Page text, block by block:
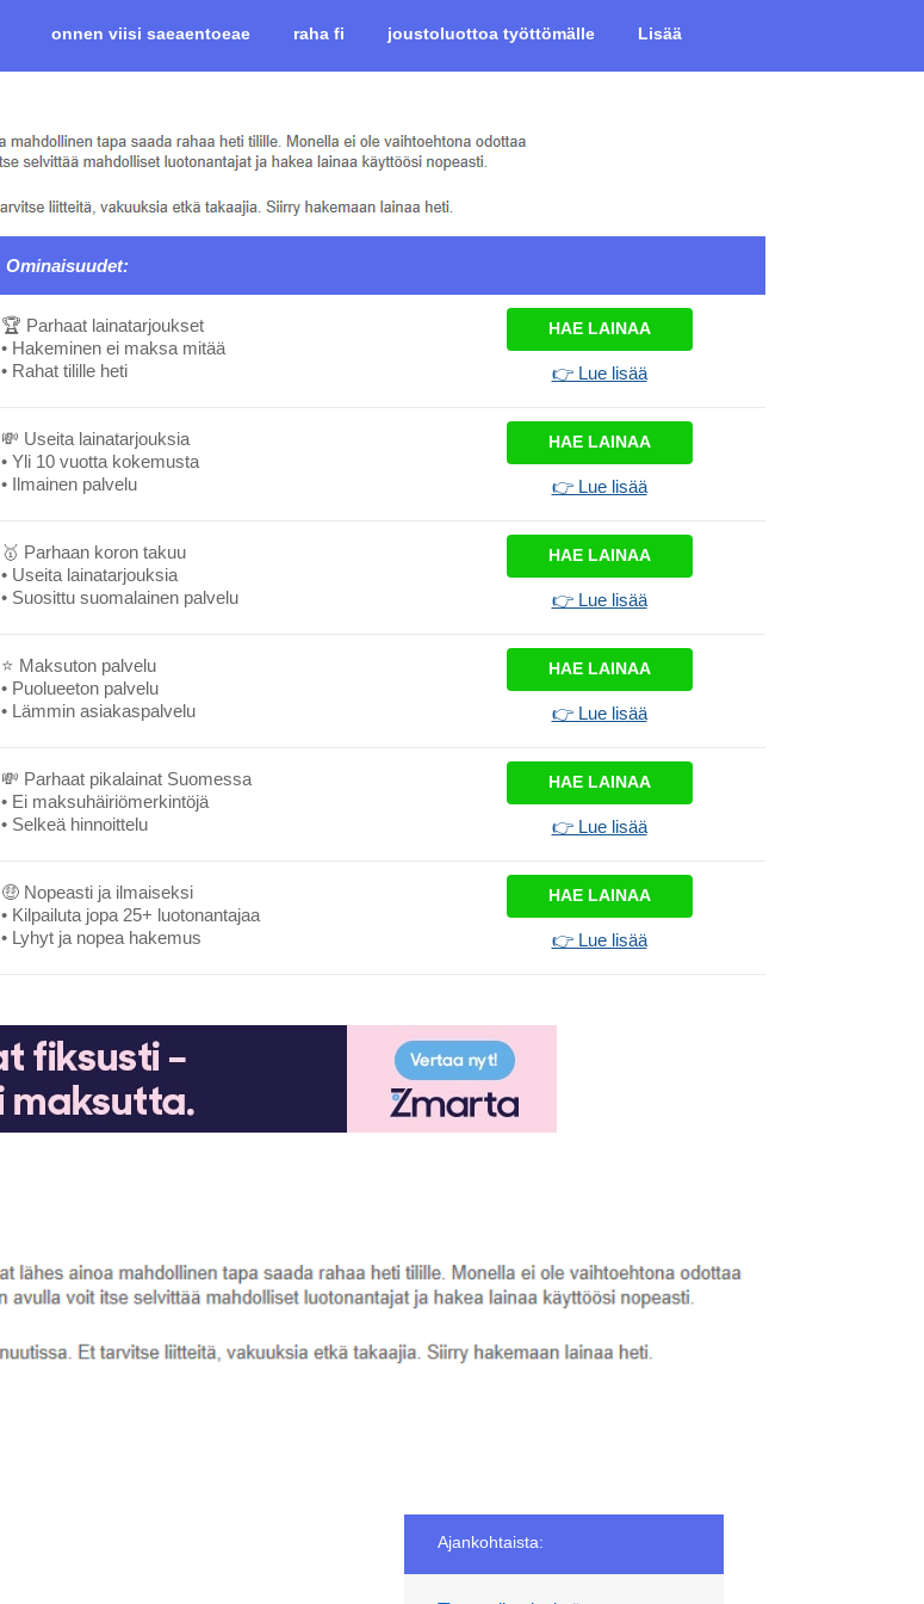
onnen viisi saeaentoeae raha fi joustoluottoa työttömälle Lisää
Ominaisuudet:
🏆 Parhaat lainatarjoukset
• Hakeminen ei maksa mitää
• Rahat tilille heti
HAE LAINAA
👉 Lue lisää
💸 Useita lainatarjouksia
• Yli 10 vuotta kokemusta
• Ilmainen palvelu
HAE LAINAA
👉 Lue lisää
🥇 Parhaan koron takuu
• Useita lainatarjouksia
• Suosittu suomalainen palvelu
HAE LAINAA
👉 Lue lisää
⭐ Maksuton palvelu
• Puolueeton palvelu
• Lämmin asiakaspalvelu
HAE LAINAA
👉 Lue lisää
💸 Parhaat pikalainat Suomessa
• Ei maksuhäiriömerkintöjä
• Selkeä hinnoittelu
HAE LAINAA
👉 Lue lisää
🤑 Nopeasti ja ilmaiseksi
• Kilpailuta jopa 25+ luotonantajaa
• Lyhyt ja nopea hakemus
HAE LAINAA
👉 Lue lisää
Ajankohtaista: